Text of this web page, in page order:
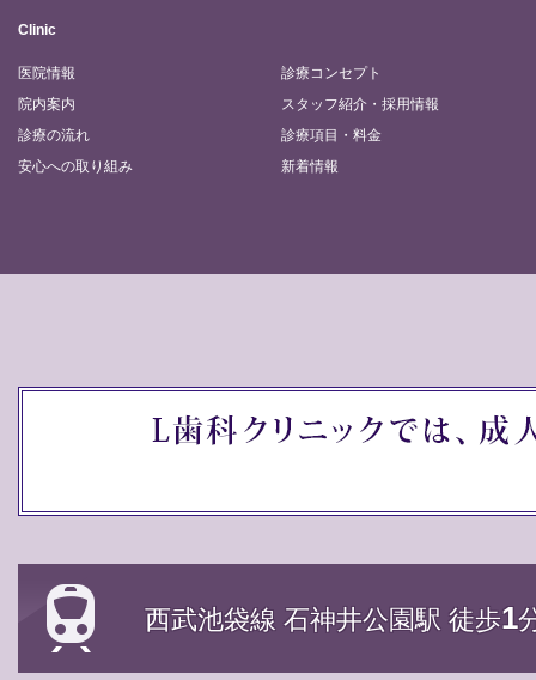
Clinic
医院情報
診療コンセプト
院内案内
スタッフ紹介・採用情報
診療の流れ
診療項目・料金
安心への取り組み
新着情報
西武池袋線 石神井公園駅 徒歩1